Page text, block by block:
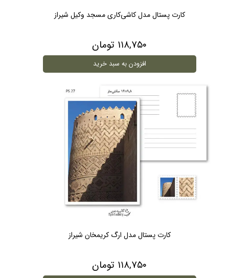
کارت پستال مدل کاشی‌کاری مسجد وکیل شیراز
۱۱۸,۷۵۰ تومان
افزودن به سبد خرید
کارت پستال مدل ارگ کریمخان شیراز
۱۱۸,۷۵۰ تومان